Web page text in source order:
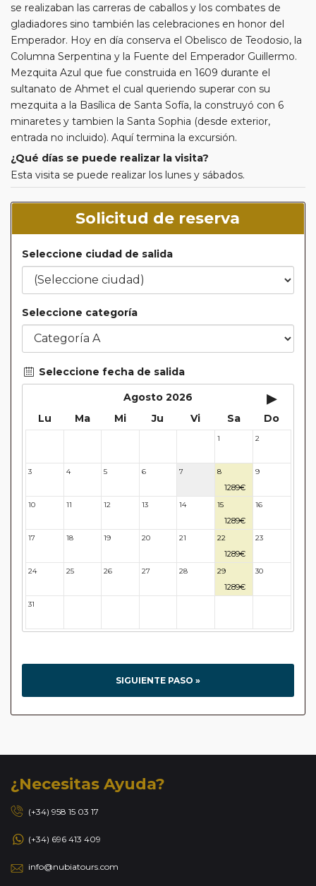
se realizaban las carreras de caballos y los combates de
gladiadores sino también las celebraciones en honor del
Emperador. Hoy en día conserva el Obelisco de Teodosio, la
Columna Serpentina y la Fuente del Emperador Guillermo.
Mezquita Azul que fue construida en 1609 durante el
sultanato de Ahmet el cual queriendo superar con su
mezquita a la Basílica de Santa Sofía, la construyó con 6
minaretes y tambien la Santa Sophia (desde exterior,
entrada no incluido). Aquí termina la excursión.
¿Qué días se puede realizar la visita?
Esta visita se puede realizar los lunes y sábados.
Solicitud de reserva
Seleccione ciudad de salida
Seleccione categoría
Seleccione fecha de salida
Agosto 2026
▸
Lu Ma Mi Ju Vi Sa Do
1 2
3 4 5 6 7 8
1289€
9
10 11 12 13 14 15
1289€
16
17 18 19 20 21 22
1289€
23
24 25 26 27 28 29
1289€
30
31
SIGUIENTE PASO »
¿Necesitas Ayuda?
(+34) 958 15 03 17
(+34) 696 413 409
info@nubiatours.com